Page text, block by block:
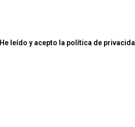
He leído y acepto la política de